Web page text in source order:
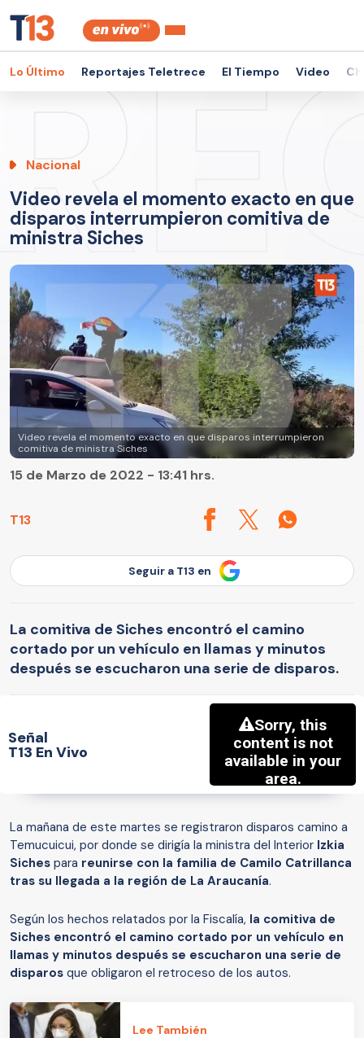
Lo Último Reportajes Teletrece El Tiempo Video
Nacional
Video revela el momento exacto en que
disparos interrumpieron comitiva de
ministra Siches
Video revela el momento exacto en que disparos interrumpieron
comitiva de ministra Siches
T13
15 de Marzo de 2022 - 13:41 hrs.
Seguir a T13 en
La comitiva de Siches encontró el camino
cortado por un vehículo en llamas y minutos
después se escucharon una serie de disparos.
Señal
T13 En Vivo
La mañana de este martes se registraron disparos camino a
Temucuicui, por donde se dirigía la ministra del Interior Izkia
Siches para reunirse con la familia de Camilo Catrillanca
tras su llegada a la región de La Araucanía.
Según los hechos relatados por la Fiscalía, la comitiva de
Siches encontró el camino cortado por un vehículo en
llamas y minutos después se escucharon una serie de
disparos que obligaron el retroceso de los autos.
Lee También